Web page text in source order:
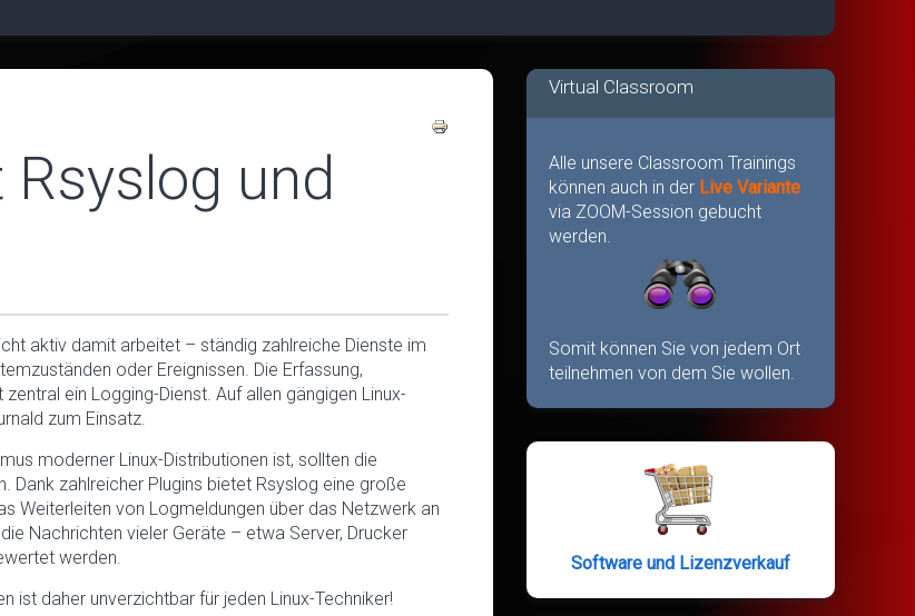
und
aktiv damit arbeitet – ständig zahlreiche Dienste im
oder Ereignissen. Die Erfassung,
ein Logging-Dienst. Auf allen gängigen Linux-
zum Einsatz.
moderner Linux-Distributionen ist, sollten die
zahlreicher Plugins bietet Rsyslog eine große
Weiterleiten von Logmeldungen über das Netzwerk an
Nachrichten vieler Geräte – etwa Server, Drucker
werden.
ist daher unverzichtbar für jeden Linux-Techniker!
Virtual Classroom
Alle unsere Classroom Trainings
können auch in der Live Variante
via ZOOM-Session gebucht
werden.
Somit können Sie von jedem Ort
teilnehmen von dem Sie wollen.
Software und Lizenzverkauf